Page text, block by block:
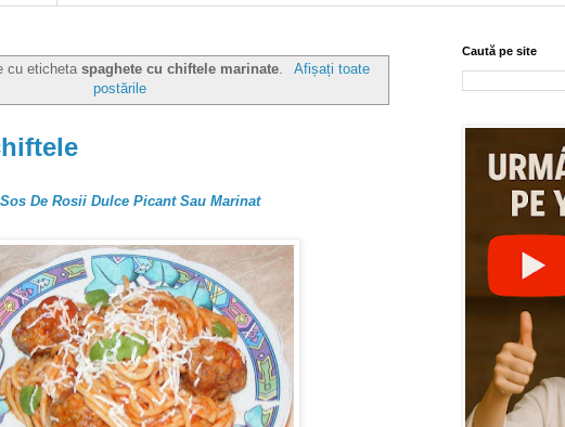
cu etichetaspaghete cu chiftele marinate.
Afișați toate
postările
De Rosii Dulce Picant Sau Marinat
Caută pe site